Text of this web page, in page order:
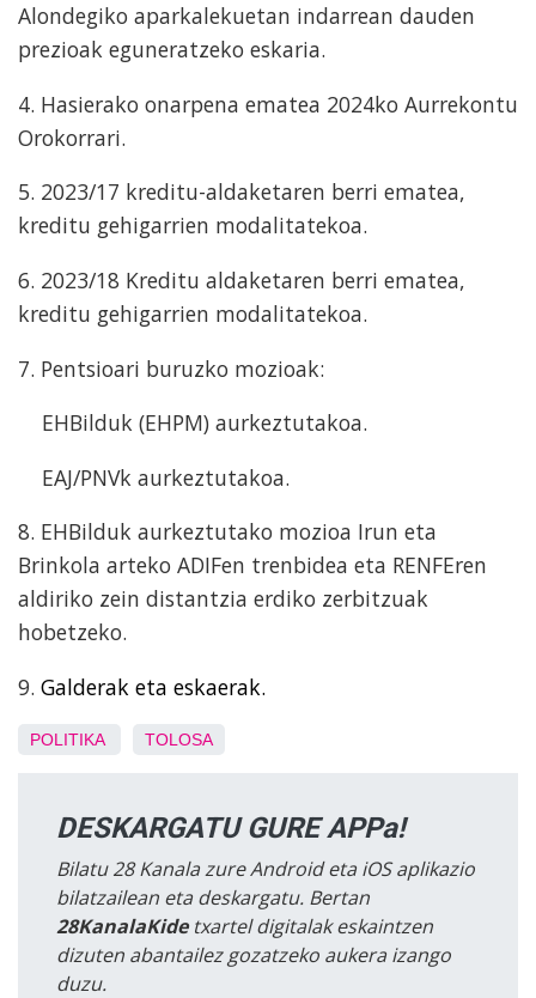
Alondegiko aparkalekuetan indarrean dauden
prezioak eguneratzeko eskaria.
4. Hasierako onarpena ematea 2024ko Aurrekontu
Orokorrari.
5. 2023/17 kreditu-aldaketaren berri ematea,
kreditu gehigarrien modalitatekoa.
6. 2023/18 Kreditu aldaketaren berri ematea,
kreditu gehigarrien modalitatekoa.
7. Pentsioari buruzko mozioak:
EHBilduk (EHPM) aurkeztutakoa.
EAJ/PNVk aurkeztutakoa.
8. EHBilduk aurkeztutako mozioa Irun eta
Brinkola arteko ADIFen trenbidea eta RENFEren
aldiriko zein distantzia erdiko zerbitzuak
hobetzeko.
9. Galderak eta eskaerak.
POLITIKA TOLOSA
DESKARGATU GURE APPa!
Bilatu 28 Kanala zure Android eta iOS aplikazio
bilatzailean eta deskargatu. Bertan
28KanalaKidetxartel digitalak eskaintzen
dizuten abantailez gozatzeko aukera izango
duzu.